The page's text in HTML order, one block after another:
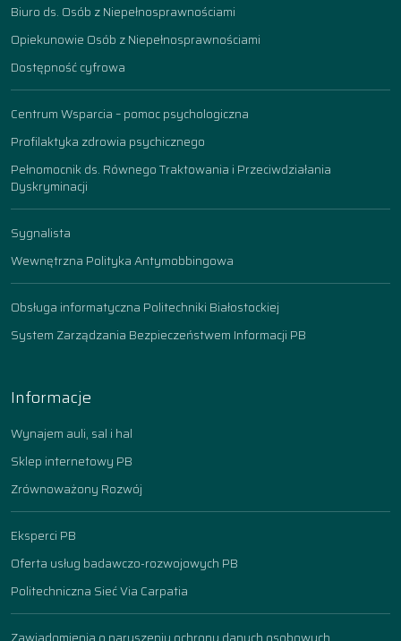
Biuro ds. Osób z Niepełnosprawnościami
Opiekunowie Osób z Niepełnosprawnościami
Dostępność cyfrowa
Centrum Wsparcia – pomoc psychologiczna
Profilaktyka zdrowia psychicznego
Pełnomocnik ds. Równego Traktowania i Przeciwdziałania
Dyskryminacji
Sygnalista
Wewnętrzna Polityka Antymobbingowa
Obsługa informatyczna Politechniki Białostockiej
System Zarządzania Bezpieczeństwem Informacji PB
Informacje
Wynajem auli, sal i hal
Sklep internetowy PB
Zrównoważony Rozwój
Eksperci PB
Oferta usług badawczo-rozwojowych PB
Politechniczna Sieć Via Carpatia